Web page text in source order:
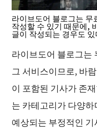
라이브도어 블로그는
작성할 수 있기 때문에,
글이 작성되는 경우도
라이브도어 블로그는
그 서비스이므로, 바
이 포함된 기사가 존
는 카테고리가 다양
예상되는 부정적인